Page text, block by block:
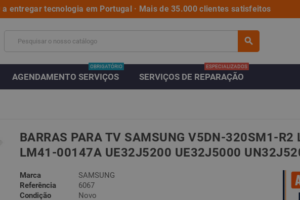
a entregar tecnologia em Portugal · Mais de 35.000 clientes satisfeitos
search
AGENDAMENTO SERVIÇOS
OBRIGATÓRIO
SERVIÇOS DE REPARAÇÃO
ESPECIALIZADOS
BARRAS PARA TV SAMSUNG V5DN-320SM1-
LM41-00147A UE32J5200 UE32J5000
Marca
SAMSUNG
Referência
6067
Condição
Novo